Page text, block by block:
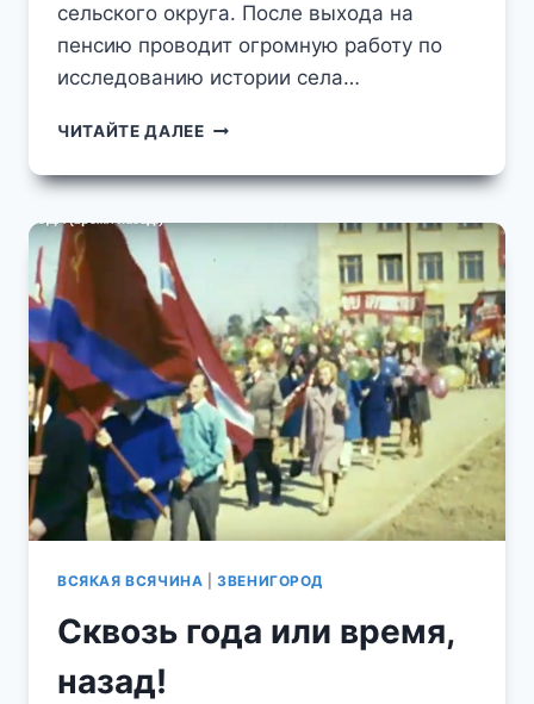
сельского округа. После выхода на
пенсию проводит огромную работу по
исследованию истории села…
ЧИТАЙТЕ ДАЛЕЕЮБИЛЕЙ
В.В.
80-
ВСЯКАЯ ВСЯЧИНА |ЗВЕНИГОРОД
Сквозь года или время,
назад!